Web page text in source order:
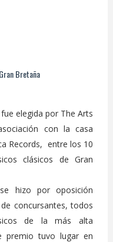
Bretaña
elegida por The Arts
con lacasa
Records, entre los 10
clásicos de Gran
hizo por oposición
concursantes, todos
de la más alta
premio tuvo lugar en